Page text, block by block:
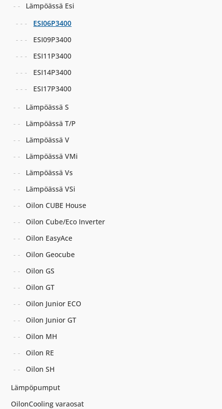
Lämpöässä Esi
ESI06P3400
ESI09P3400
ESI11P3400
ESI14P3400
ESI17P3400
Lämpöässä S
Lämpöässä T/P
Lämpöässä V
Lämpöässä VMi
Lämpöässä Vs
Lämpöässä VSi
Oilon CUBE House
Oilon Cube/Eco Inverter
Oilon EasyAce
Oilon Geocube
Oilon GS
Oilon GT
Oilon Junior ECO
Oilon Junior GT
Oilon MH
Oilon RE
Oilon SH
Lämpöpumput
OilonCooling varaosat